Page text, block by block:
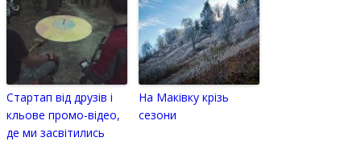
Стартап від друзів і
кльове промо-відео,
де ми засвітились
На Маківку крізь
сезони